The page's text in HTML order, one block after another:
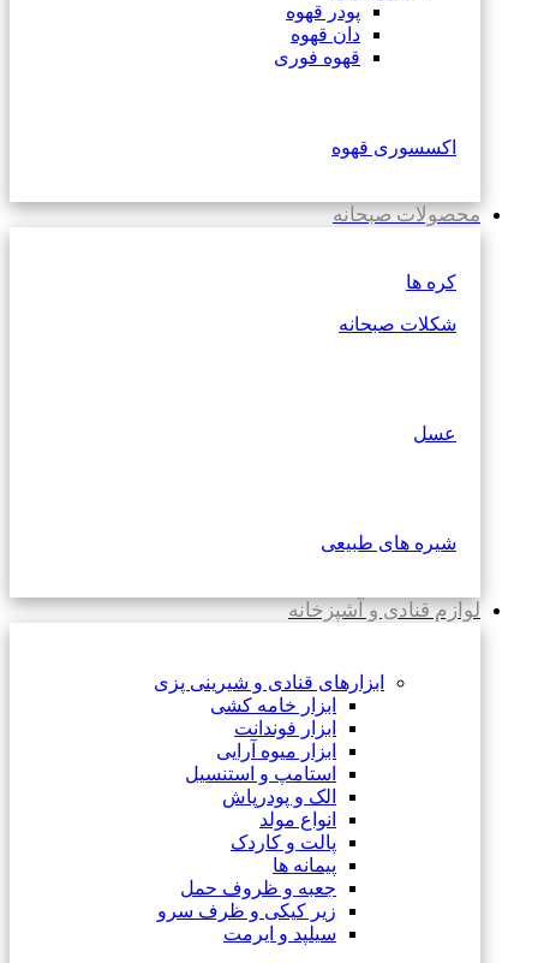
پودر قهوه
دان قهوه
قهوه فوری
اکسسوری قهوه
محصولات صبحانه
کره ها
شکلات صبحانه
عسل
شیره های طبیعی
لوازم قنادی و آشپزخانه
ابزارهای قنادی و شیرینی پزی
ابزار خامه کشی
ابزار فوندانت
ابزار میوه آرایی
استامپ و استنسیل
الک و پودرپاش
انواع مولد
پالت و کاردک
پیمانه ها
جعبه و ظروف حمل
زیر کیکی و ظرف سرو
سیلپد و ایرمت